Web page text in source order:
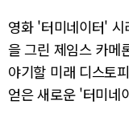
영화 '터미네이터'
을 그린 제임스 카메
야기할 미래 디스토
얻은 새로운 '터미네